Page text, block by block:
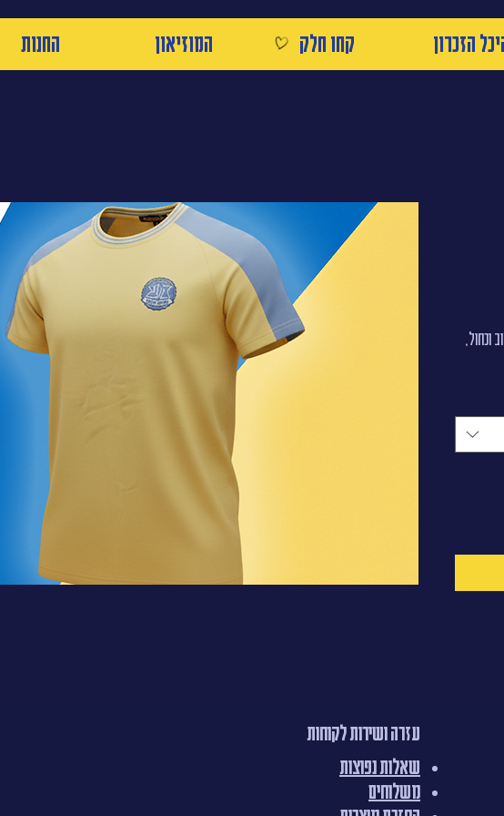
הזכרון קחו חלק המוזיאון החנות
וכחול,
עזרה ושירות לקוחות
שאלות נפוצות
משלוחים